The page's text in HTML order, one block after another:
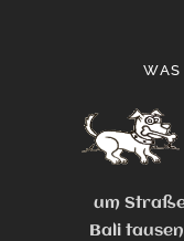
WAS
um
Bali